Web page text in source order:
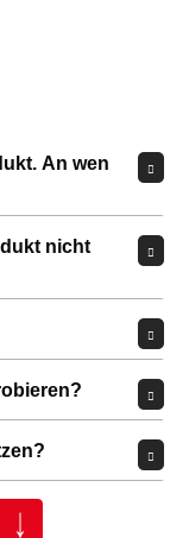
An wen
nicht